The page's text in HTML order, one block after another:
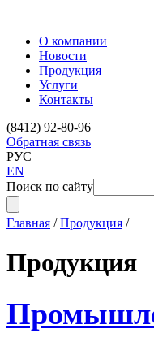
О компании
Новости
Продукция
Услуги
Контакты
(8412) 92-80-96
Обратная связь
РУС
EN
Поиск по сайту
Главная /Продукция /
Продукция